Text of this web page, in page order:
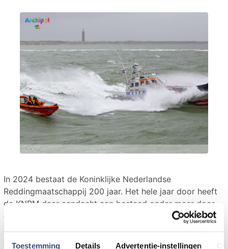
Toestemming Details Advertentie-instellingen
In 2024 bestaat de Koninklijke Nederlandse
Reddingmaatschappij 200 jaar. Het hele jaar door heeft
de KNRM daar aandacht aan besteed onder meer door
een mooie podcast serie die voor iedereen is te
serie worden diverse ontroerende en bijzondere